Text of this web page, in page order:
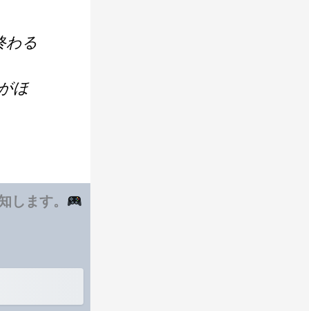
わる
ほ
ます。